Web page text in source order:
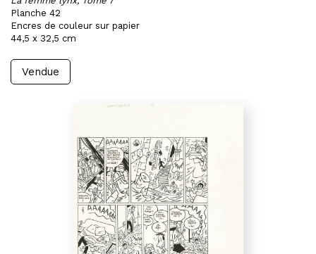
Planche 42
Encres de couleur sur papier
44,5 x 32,5 cm
Vendue